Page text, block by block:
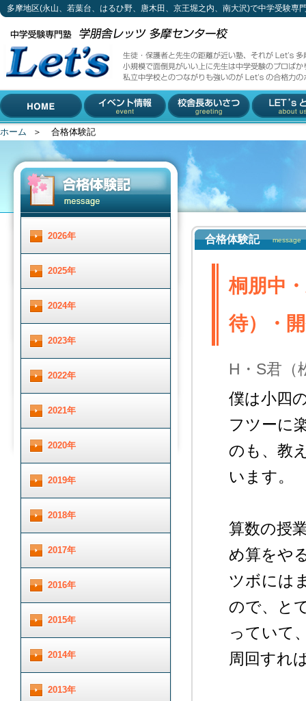
桐朋中・東京都市大学附属中・帝京大学中（特待）・
多摩地区(永山、若葉台、はるひ野、唐木田、京王堀之内、南大沢)で中学受験専
私立中学校とのつながりも強いのがLet'sの合格力のポイントです。
多摩地区(永山、若葉台、は
るひ野、唐木田、京王堀之
内、南大沢)で中学受験専門
塾をお探しなら
042-310-3883 (受付時間 月～土 13 : 30 ～ 19 :00)
〒206-0033 東京都多摩市落合1-5-11 小林ビル2F
ホーム ＞ 合格体験記
合格体験記 message
桐朋中
待）・
H・S君（
僕は小四
フツーに
のも、教
います。
算数の授
め算をや
ツボには
ので、と
っていて
周回すれ
2026年
2025年
2024年
2023年
2022年
2021年
2020年
2019年
2018年
2017年
2016年
2015年
2014年
2013年
HOME イベント情報